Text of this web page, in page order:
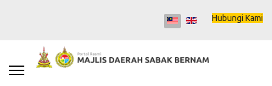
Hubungi Kami